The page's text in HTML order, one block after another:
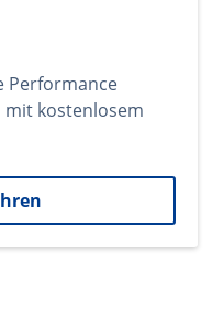
Performance
mit kostenlosem